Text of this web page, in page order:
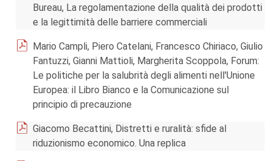
Bureau, La regolamentazione della qualità dei prodotti
e la legittimità delle barriere commerciali
Mario Campli, Piero Catelani, Francesco Chiriaco, Giulio
Fantuzzi, Gianni Mattioli, Margherita Scoppola, Forum:
Le politiche per la salubrità degli alimenti nell'Unione
Europea: il Libro Bianco e la Comunicazione sul
principio di precauzione
Giacomo Becattini, Distretti e ruralità: sfide al
riduzionismo economico. Una replica